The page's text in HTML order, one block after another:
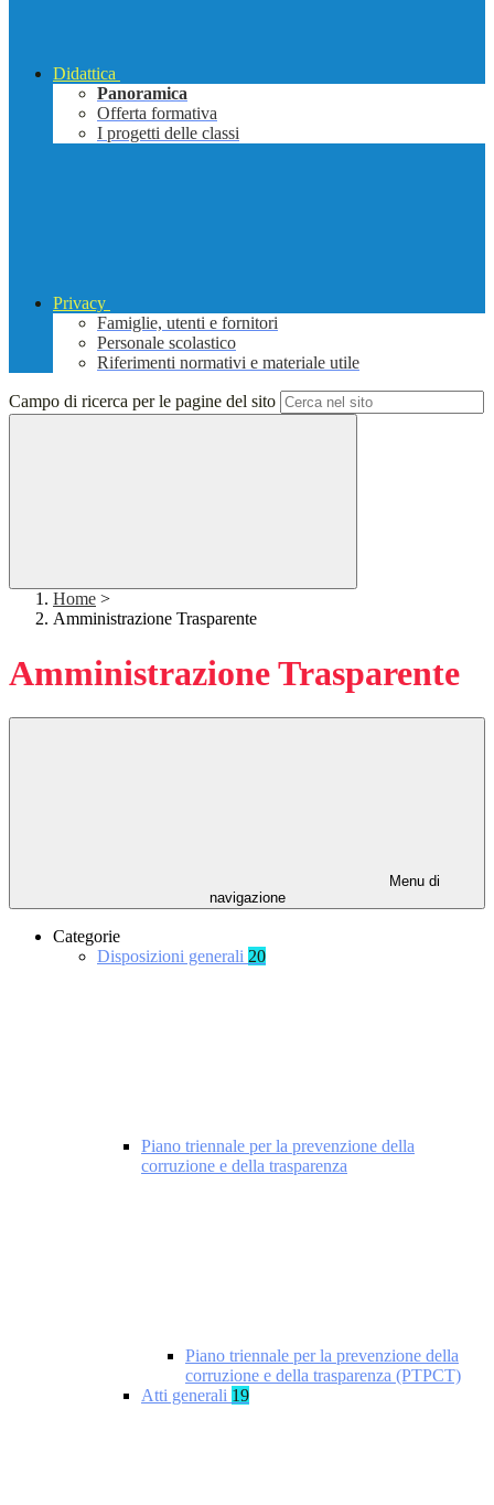
Didattica
Panoramica
Offerta formativa
I progetti delle classi
Privacy
Famiglie, utenti e fornitori
Personale scolastico
Riferimenti normativi e materiale utile
Campo di ricerca per le pagine del sito
Home >
Amministrazione Trasparente
Amministrazione Trasparente
Menu di
navigazione
Categorie
Disposizioni generali 20
Piano triennale per la prevenzione della
corruzione e della trasparenza
Piano triennale per la prevenzione della
corruzione e della trasparenza (PTPCT)
Atti generali 19